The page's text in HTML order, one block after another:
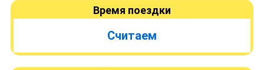
Время поездки
Считаем